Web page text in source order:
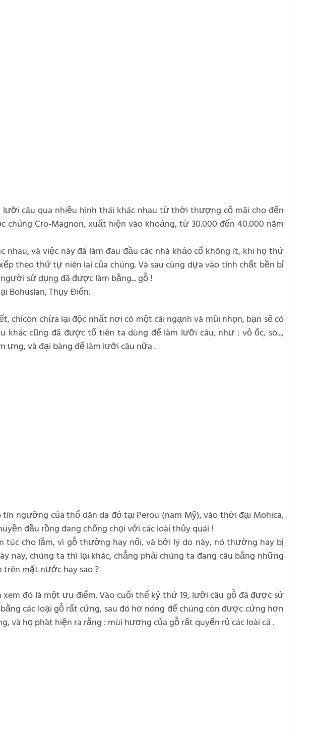
câu qua nhiều hình thái khác nhau từ thời thượng cổ mãi cho đến
Cro-Magnon, xuất hiện vào khoảng, từ 30.000 đến 40.000 năm
và việc này đã làm đau đầu các nhà khảo cổ không ít, khi họ thử
theo thứ tự niên lai của chúng. Và sau cùng dựa vào tính chất bền bỉ
sử dụng đã được làm bằng... gỗ !
Bohuslan, Thụy Điển.
chừa lại độc nhất nơi có một cái ngạnh và mũi nhọn, bạn sẽ có
cũng đã được tổ tiên ta dùng để làm lưỡi câu, như : vỏ ốc, sò...,
ưng, và đại bàng để làm lưỡi câu nữa .
ngưỡng của thổ dân da đỏ tại Perou (nam Mỹ), vào thời đại Mohica,
đầu rồng đang chống chọi với các loài thủy quái !
cho lắm, vì gỗ thường hay nổi, và bởi lý do này, nó thường hay bị
nay, chúng ta thì lại khác, chẳng phải chúng ta đang câu bằng những
mặt nước hay sao ?
đó là một ưu điểm. Vào cuối thế kỷ thứ 19, lưỡi câu gỗ đã được sử
các loại gỗ rất cứng, sau đó hơ nóng để chúng còn được cứng hơn
và họ phàt hiện ra rằng : mùi hương của gỗ rất quyến rủ các loài cá .